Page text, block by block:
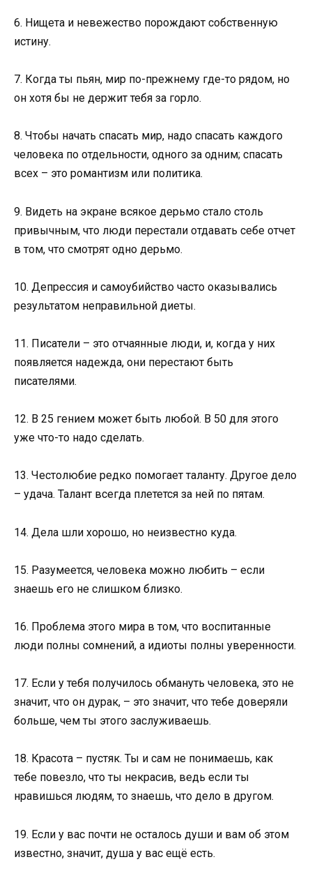
6. Нищета и невежество порождают собственную
истину.
7. Когда ты пьян, мир по-прежнему где-то рядом, но
он хотя бы не держит тебя за горло.
8. Чтобы начать спасать мир, надо спасать каждого
человека по отдельности, одного за одним; спасать
всех – это романтизм или политика.
9. Видеть на экране всякое дерьмо стало столь
привычным, что люди перестали отдавать себе отчет
в том, что смотрят одно дерьмо.
10. Депрессия и самоубийство часто оказывались
результатом неправильной диеты.
11. Писатели – это отчаянные люди, и, когда у них
появляется надежда, они перестают быть
писателями.
12. В 25 гением может быть любой. В 50 для этого
уже что-то надо сделать.
13. Честолюбие редко помогает таланту. Другое дело
– удача. Талант всегда плетется за ней по пятам.
14. Дела шли хорошо, но неизвестно куда.
15. Разумеется, человека можно любить – если
знаешь его не слишком близко.
16. Проблема этого мира в том, что воспитанные
люди полны сомнений, а идиоты полны уверенности.
17. Если у тебя получилось обмануть человека, это не
значит, что он дурак, – это значит, что тебе доверяли
больше, чем ты этого заслуживаешь.
18. Красота – пустяк. Ты и сам не понимаешь, как
тебе повезло, что ты некрасив, ведь если ты
нравишься людям, то знаешь, что дело в другом.
19. Если у вас почти не осталось души и вам об этом
известно, значит, душа у вас ещё есть.